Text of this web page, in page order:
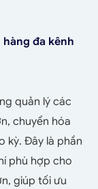
đa kênh
quản lý các
chuyển hóa
kỳ. Đây là phần
phù hợp cho
giúp tối ưu